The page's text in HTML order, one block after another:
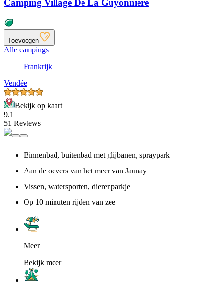
Camping Village De La Guyonniere
Toevoegen
Alle campings
Frankrijk
Vendée
Bekijk op kaart
9.1
51 Reviews
Binnenbad, buitenbad met glijbanen, spraypark
Aan de oevers van het meer van Jaunay
Vissen, watersporten, dierenparkje
Op 10 minuten rijden van zee
Meer
Bekijk meer